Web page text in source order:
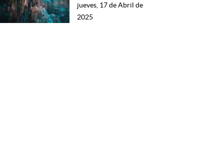
jueves, 17 de Abril de
2025